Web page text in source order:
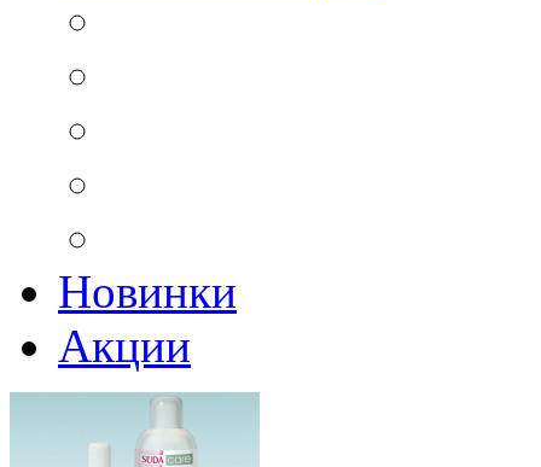
Новинки
Акции